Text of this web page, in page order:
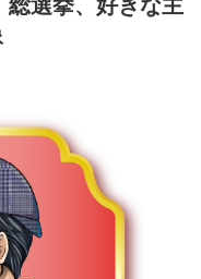
総選挙、好きな主